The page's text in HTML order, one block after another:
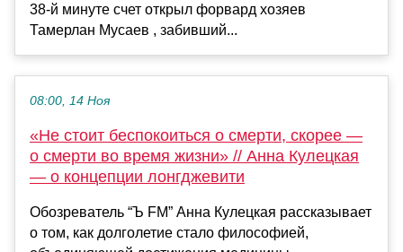
38-й минуте счет открыл форвард хозяев
Тамерлан Мусаев , забивший...
08:00, 14 Ноя
«Не стоит беспокоиться о смерти, скорее —
о смерти во время жизни» // Анна Кулецкая
— о концепции лонгджевити
Обозреватель “Ъ FM” Анна Кулецкая рассказывает
о том, как долголетие стало философией,